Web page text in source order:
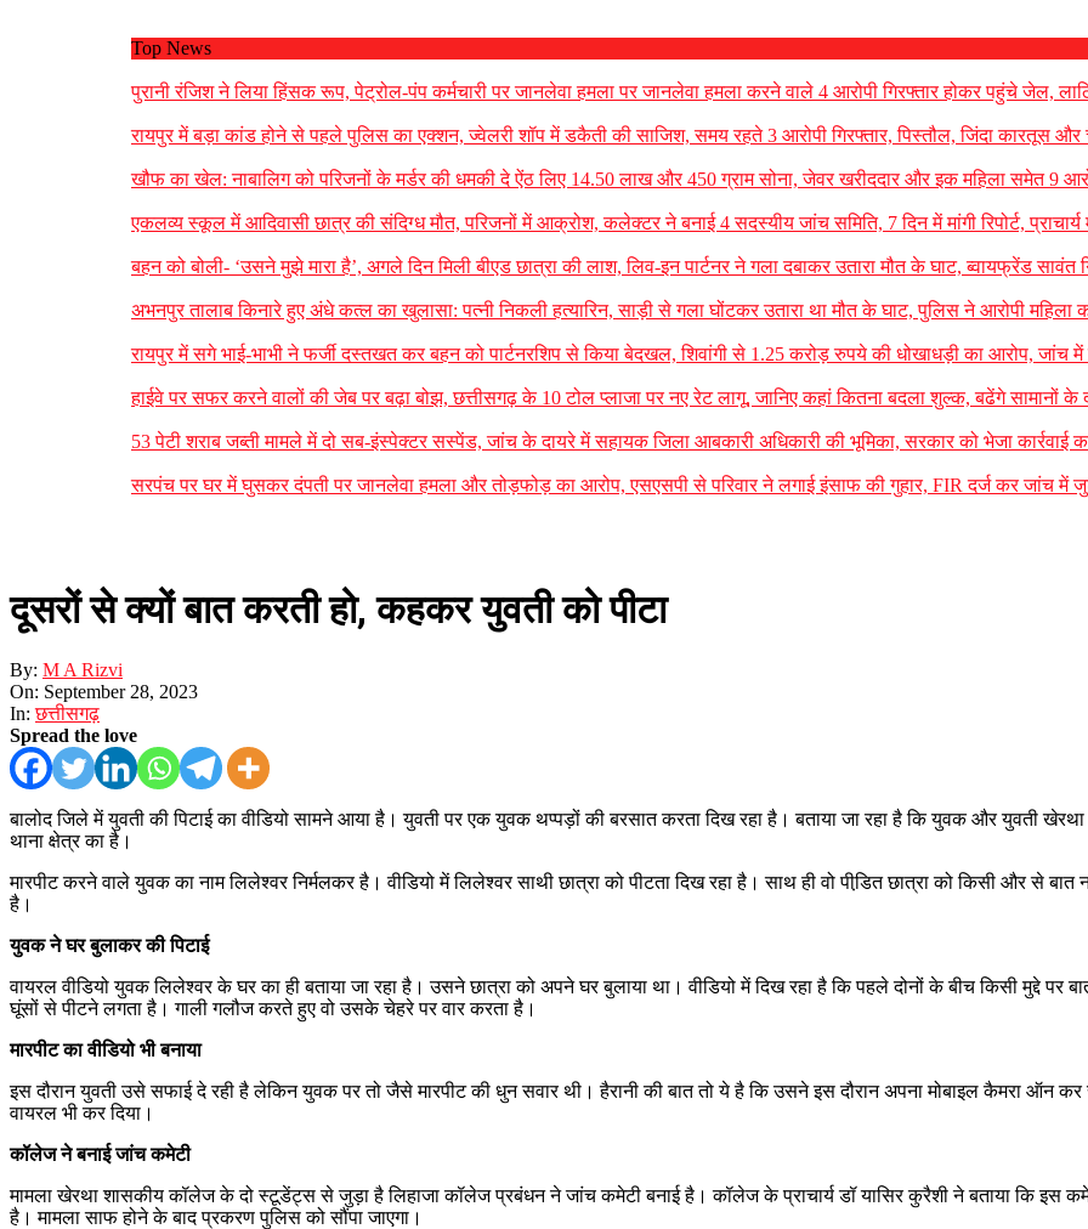
Top News
पुरानी रंजिश ने लिया हिंसक रूप, पेट्रोल-पंप कर्मचारी पर जानलेवा हमला पर जानलेवा हमला करने वाले 4 आरोपी गिरफ्तार होकर पहुंचे जेल,
रायपुर में बड़ा कांड होने से पहले पुलिस का एक्शन, ज्वेलरी शॉप में डकैती की साजिश, समय रहते 3 आरोपी गिरफ्तार, पिस्तौल, जिंदा कारतूस और
खौफ का खेल: नाबालिग को परिजनों के मर्डर की धमकी दे ऐंठ लिए 14.50 लाख और 450 ग्राम सोना, जेवर खरीददार और इक महिला समेत 9
एकलव्य स्कूल में आदिवासी छात्र की संदिग्ध मौत, परिजनों में आक्रोश, कलेक्टर ने बनाई 4 सदस्यीय जांच समिति, 7 दिन में मांगी रिपोर्ट,
बहन को बोली- ‘उसने मुझे मारा है’, अगले दिन मिली बीएड छात्रा की लाश, लिव-इन पार्टनर ने गला दबाकर उतारा मौत के घाट, ब्वायफ्रेंड सावंत
अभनपुर तालाब किनारे हुए अंधे कत्ल का खुलासा: पत्नी निकली हत्यारिन, साड़ी से गला घोंटकर उतारा था मौत के घाट, पुलिस ने आरोपी महिला
रायपुर में सगे भाई-भाभी ने फर्जी दस्तखत कर बहन को पार्टनरशिप से किया बेदखल, शिवांगी से 1.25 करोड़ रुपये की धोखाधड़ी का आरोप, जांच
हाईवे पर सफर करने वालों की जेब पर बढ़ा बोझ, छत्तीसगढ़ के 10 टोल प्लाजा पर नए रेट लागू, जानिए कहां कितना बदला शुल्क, बढेंगे सामानों के
53 पेटी शराब जब्ती मामले में दो सब-इंस्पेक्टर सस्पेंड, जांच के दायरे में सहायक जिला आबकारी अधिकारी की भूमिका, सरकार को भेजा कार्रवाई
सरपंच पर घर में घुसकर दंपती पर जानलेवा हमला और तोड़फोड़ का आरोप, एसएसपी से परिवार ने लगाई इंसाफ की गुहार, FIR दर्ज कर जांच में
दूसरों से क्यों बात करती हो, कहकर युवती को पीटा
By: M A Rizvi
On: September 28, 2023
In: छत्तीसगढ़
Spread the love
बालोद जिले में युवती की पिटाई का वीडियो सामने आया है। युवती पर एक युवक थप्पड़ों की बरसात करता दिख रहा है। बताया जा रहा है कि युवक और युवती
थाना क्षेत्र का है।
मारपीट करने वाले युवक का नाम लिलेश्वर निर्मलकर है। वीडियो में लिलेश्वर साथी छात्रा को पीटता दिख रहा है। साथ ही वो पीडि़त छात्रा को किसी और से
है।
युवक ने घर बुलाकर की​ पिटाई
वायरल वीडियो युवक लिलेश्वर के घर का ही बताया जा रहा है। उसने छात्रा को अपने घर बुलाया था। वीडियो में दिख रहा है कि पहले दोनों के बीच किसी मुद्दे
घूंसों से पीटने लगता है। गाली गलौज करते हुए वो उसके चेहरे पर वार करता है।
मारपीट का वीडियो भी बनाया
इस दौरान युवती उसे सफाई दे रही है लेकिन युवक पर तो जैसे मारपीट की धुन सवार थी। हैरानी की बात तो ये है कि उसने इस दौरान अपना मोबाइल कैमरा ऑन
वायरल भी कर दिया।
कॉलेज ने बनाई जांच कमेटी
मामला खेरथा शासकीय कॉलेज के दो स्टूडेंट्स से जुड़ा है लिहाजा कॉलेज प्रबंधन ने जांच कमेटी बनाई है। कॉलेज के प्राचार्य डॉ यासिर कुरैशी ने बताया कि इस
है। मामला साफ होने के बाद प्रकरण पुलिस को सौंपा जाएगा।